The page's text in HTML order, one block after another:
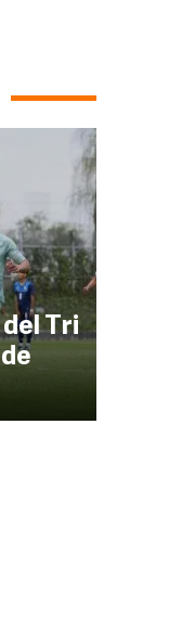
del Tri